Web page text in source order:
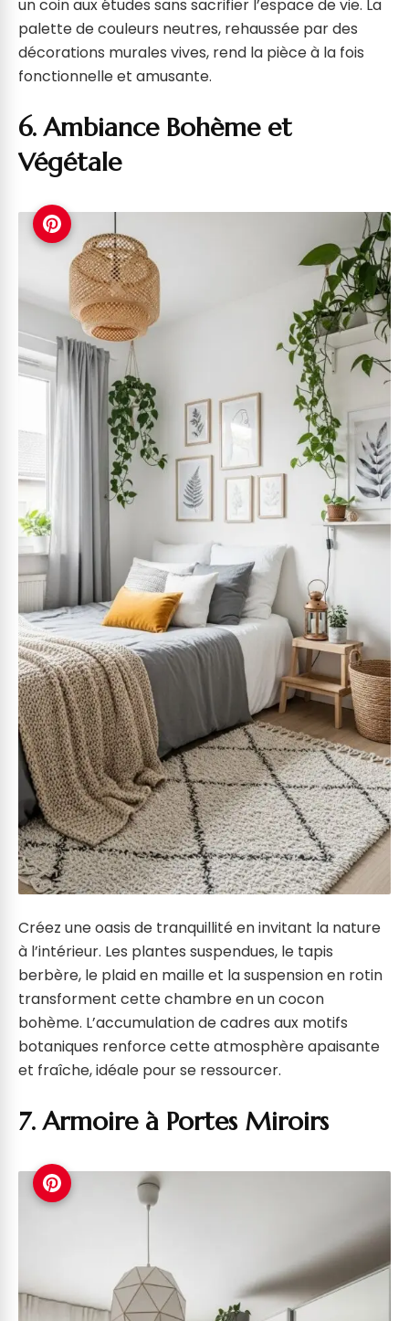
un coin aux études sans sacrifier l’espace de vie. La
palette de couleurs neutres, rehaussée par des
décorations murales vives, rend la pièce à la fois
fonctionnelle et amusante.
6. Ambiance Bohème et
Végétale
Créez une oasis de tranquillité en invitant la nature
à l’intérieur. Les plantes suspendues, le tapis
berbère, le plaid en maille et la suspension en rotin
transforment cette chambre en un cocon
bohème. L’accumulation de cadres aux motifs
botaniques renforce cette atmosphère apaisante
et fraîche, idéale pour se ressourcer.
7. Armoire à Portes Miroirs